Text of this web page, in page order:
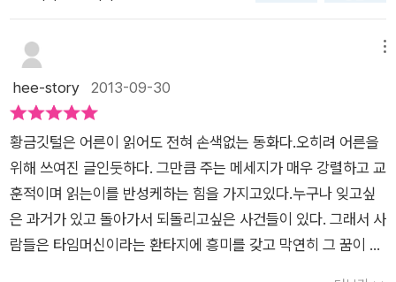
각케 하는 어른스러운 작품이다. 제8회 마해송 문학상 수상작이
기도 하다.
이 산다는 것이 그다지 쉬운 일이 아니기 때문에 모두들 황금깃털
을 꿈꾸는 것이 아닐까도 싶다.
hee-story 2013-09-30
황금깃털은 어른이 읽어도 전혀 손색없는 동화다.오히려 어른을
위해 쓰여진 글인둣하다. 그만큼 주는 메세지가 매우 강렬하고 교
훈적이며 읽는이를 반성케하는 힘을 가지고있다.누구나 잊고싶
은 과거가 있고 돌아가서 되돌리고싶은 사건들이 있다. 그래서 사
람들은 타임머신이라는 환타지에 흥미를 갖고 막연히 그 꿈이 현